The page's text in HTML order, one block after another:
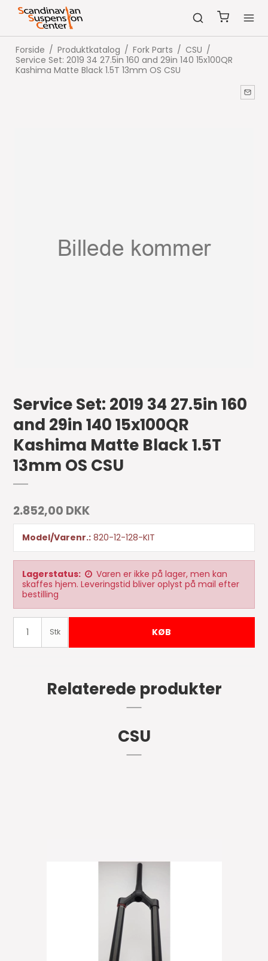
Forside / Produktkatalog / Fork Parts / CSU /
Service Set: 2019 34 27.5in 160 and 29in 140 15x100QR
Kashima Matte Black 1.5T 13mm OS CSU
Service Set: 2019 34 27.5in 160
and 29in 140 15x100QR
Kashima Matte Black 1.5T
13mm OS CSU
2.852,00 DKK
Model/Varenr.: 820-12-128-KIT
Lagerstatus:
Varen er ikke på lager, men kan
skaffes hjem. Leveringstid bliver oplyst på mail efter
bestilling
Stk KØB
Relaterede produkter
CSU